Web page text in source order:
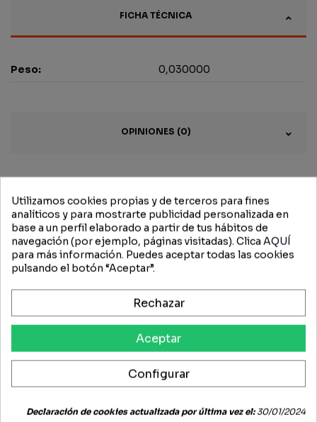
FICHA TÉCNICA
Peso: 0,030000
OPINIONES (0)
Productos
relacionados
Utilizamos cookies propias y de terceros para fines
analíticos y para mostrarte publicidad personalizada en
base a un perfil elaborado a partir de tus hábitos de
navegación (por ejemplo, páginas visitadas). Clica AQUÍ
para más información. Puedes aceptar todas las cookies
pulsando el botón “Aceptar”.
Rechazar
Aceptar
Configurar
Declaración de cookies actualizada por última vez el:30/01/2024